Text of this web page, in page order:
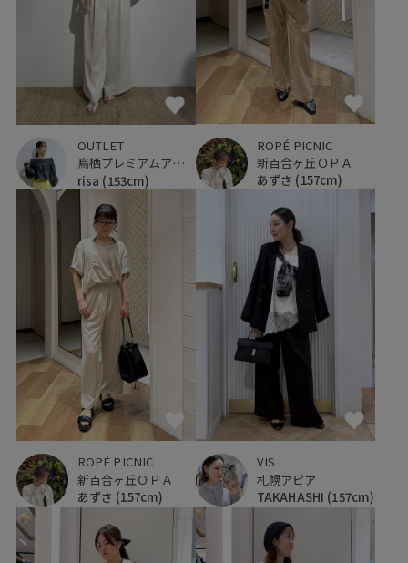
OUTLET
鳥栖プレミアムアウトレット
risa (153cm)
ROPÉ PICNIC
新百合ヶ丘ＯＰＡ
あずさ (157cm)
ROPÉ PICNIC
新百合ヶ丘ＯＰＡ
あずさ (157cm)
VIS
札幌アピア
TAKAHASHI (157cm)